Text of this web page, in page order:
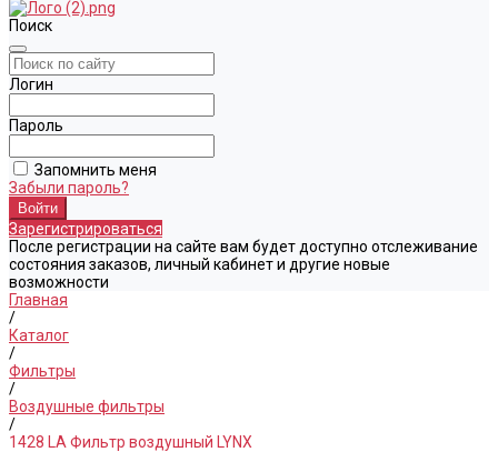
Поиск
Логин
Пароль
Запомнить меня
Забыли пароль?
Зарегистрироваться
После регистрации на сайте вам будет доступно отслеживание
состояния заказов, личный кабинет и другие новые
возможности
Главная
/
Каталог
/
Фильтры
/
Воздушные фильтры
/
1428 LA Фильтр воздушный LYNX